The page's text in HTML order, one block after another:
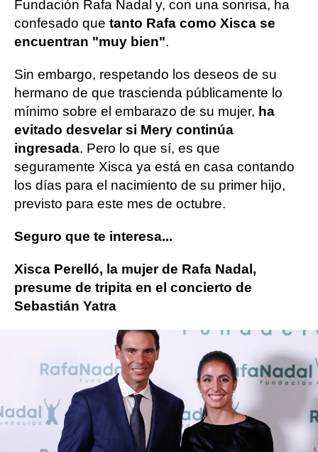
Fundación Rafa Nadal y, con una sonrisa, ha
confesado que tanto Rafa como Xisca se
encuentran "muy bien".
Sin embargo, respetando los deseos de su
hermano de que trascienda públicamente lo
mínimo sobre el embarazo de su mujer, ha
evitado desvelar si Mery continúa
ingresada. Pero lo que sí, es que
seguramente Xisca ya está en casa contando
los días para el nacimiento de su primer hijo,
previsto para este mes de octubre.
Seguro que te interesa...
Xisca Perelló, la mujer de Rafa Nadal,
presume de tripita en el concierto de
Sebastián Yatra
Rafa Nadal famosas embarazadas
Novamas » Gente